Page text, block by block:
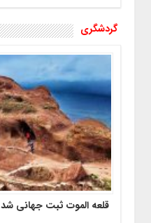
گردشگری
قلعه الموت ثبت جهانی شد